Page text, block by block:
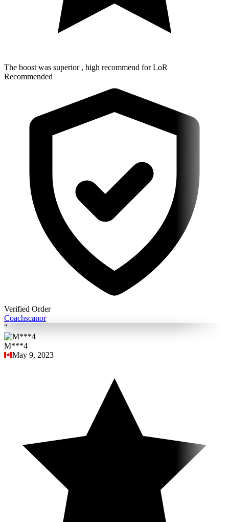
The boost was superior , high recommend for LoR
Recommended
Verified Order
Coachscanor
"
M***4
May 9, 2023